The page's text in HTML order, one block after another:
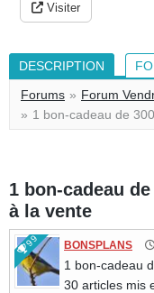
Visiter
DESCRIPTION
Forums
Forum
1 bon-cadeau de
1 bon-cadeau
à la vente
99 BONSPLANS
1 bon-cadeau
30 articles mis